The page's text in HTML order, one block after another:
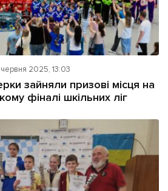
2025, 13:03
зайняли призові місця на
фіналі шкільних ліг